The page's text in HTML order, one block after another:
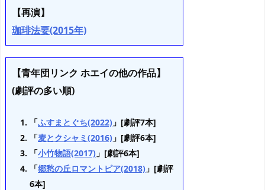
【再演】
珈琲法要(2015年)
【青年団リンク ホエイの他の作品】
(劇評の多い順)
「ふすまとぐち(2022) 」[劇評7本]
「麦とクシャミ(2016) 」[劇評6本]
「小竹物語(2017) 」[劇評6本]
「郷愁の丘ロマントピア(2018) 」[劇評
6本]